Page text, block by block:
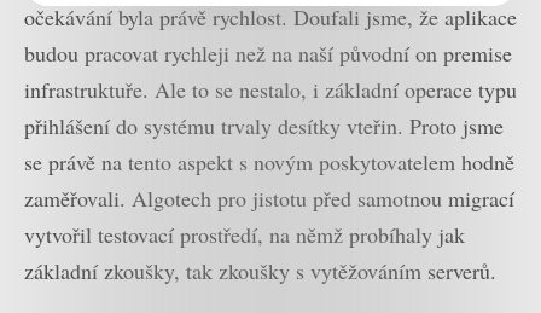
očekávání byla právě rychlost. Doufali jsme, že aplikace
budou pracovat rychleji než na naší původní on premise
infrastruktuře. Ale to se nestalo, i základní operace typu
přihlášení do systému trvaly desítky vteřin. Proto jsme
se právě na tento aspekt s novým poskytovatelem hodně
zaměřovali. Algotech pro jistotu před samotnou migrací
vytvořil testovací prostředí, na němž probíhaly jak
základní zkoušky, tak zkoušky s vytěžováním serverů.